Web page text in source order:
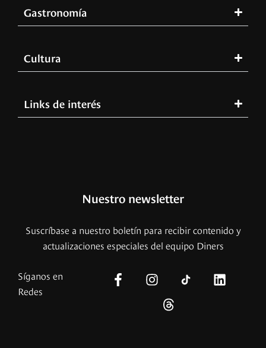
Gastronomía
Cultura
Links de interés
Nuestro newsletter
Suscríbase a nuestro boletín para recibir contenido y
actualizaciones especiales del equipo Diners
Síganos en
Redes